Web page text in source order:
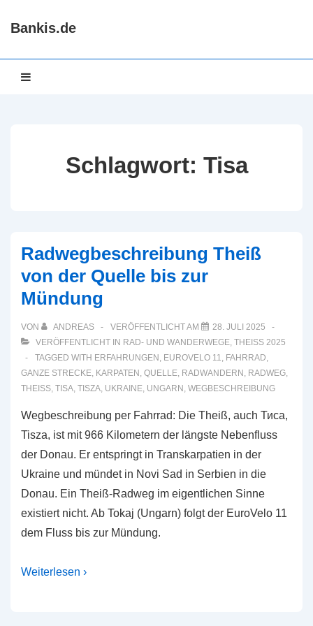
ZumBankis.de
Schlagwort: Tisa
Radwegbeschreibung Theiß
von der Quelle bis zur
Mündung
VON ANDREAS VERÖFFENTLICHT AM
28. JULI 2025
VERÖFFENTLICHT IN RAD- UND WANDERWEGE, THEISS 2025
TAGGED WITH ERFAHRUNGEN , EUROVELO 11, FAHRRAD,
GANZE STRECKE, KARPATEN , QUELLE, RADWANDERN , RADWEG,
THEISS
, TISA, TISZA, UKRAINE, UNGARN , WEGBESCHREIBUNG
Wegbeschreibung per Fahrrad: Die Theiß, auch Тиса,
Tisza, ist mit 966 Kilometern der längste Nebenfluss
der Donau. Er entspringt in Transkarpatien in der
Ukraine und mündet in Novi Sad in Serbien in die
Donau. Ein Theiß-Radweg im eigentlichen Sinne
existiert nicht. Ab Tokaj (Ungarn) folgt der EuroVelo 11
dem Fluss bis zur Mündung.
Weiterlesen ›